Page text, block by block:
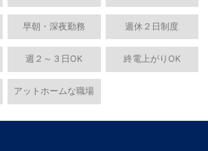
早朝・深夜勤務 週休２日制度
週２～３日OK 終電上がりOK
アットホームな職場